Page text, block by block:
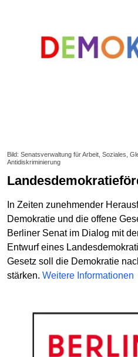
Bild: Senatsverwaltung für Arbeit, Soziales,
Antidiskriminierung
In Zeiten zunehmender
Demokratie und die offene
Berliner Senat im Dialog mit
Entwurf eines
Gesetz soll die Demokratie
stärken. Weitere Informationen